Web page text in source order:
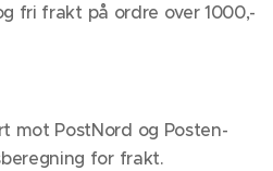
fri frakt på ordre over 1000,-
mot PostNord og Posten-
for frakt.